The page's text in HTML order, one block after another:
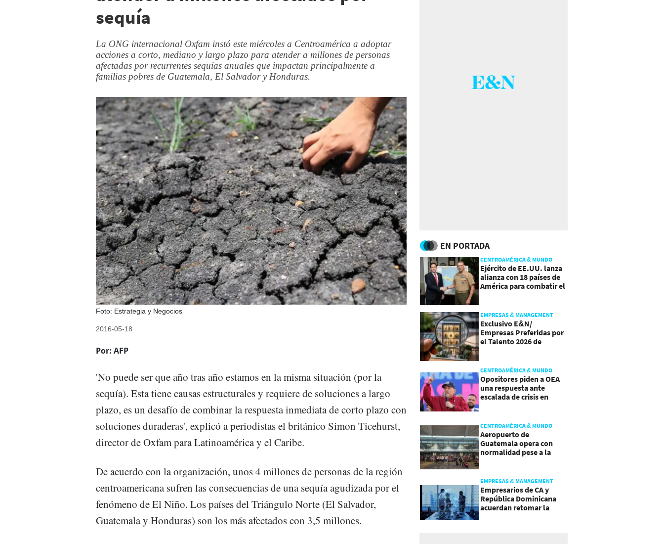
sequía
La ONG internacional Oxfam instó este miércoles a Centroamérica a adoptar
acciones a corto, mediano y largo plazo para atender a millones de personas
afectadas por recurrentes sequías anuales que impactan principalmente a
familias pobres de Guatemala, El Salvador y Honduras.
Foto: Estrategia y Negocios
2016-05-18
Por: AFP
'No puede ser que año tras año estamos en la misma situación (por la
sequía). Esta tiene causas estructurales y requiere de soluciones a largo
plazo, es un desafío de combinar la respuesta inmediata de corto plazo con
soluciones duraderas', explicó a periodistas el británico Simon Ticehurst,
director de Oxfam para Latinoamérica y el Caribe.
De acuerdo con la organización, unos 4 millones de personas de la región
centroamericana sufren las consecuencias de una sequía agudizada por el
fenómeno de El Niño. Los países del Triángulo Norte (El Salvador,
Guatemala y Honduras) son los más afectados con 3,5 millones.
EN PORTADA
CENTROAMÉRICA & MUNDO
Ejército de EE.UU. lanza
alianza con 18 países de
América para combatir el
EMPRESAS & MANAGEMENT
Exclusivo E&N/
Empresas Preferidas por
el Talento 2026 de
CENTROAMÉRICA & MUNDO
Opositores piden a OEA
una respuesta ante
escalada de crisis en
CENTROAMÉRICA & MUNDO
Aeropuerto de
Guatemala opera con
normalidad pese a la
EMPRESAS & MANAGEMENT
Empresarios de CA y
República Dominicana
acuerdan retomar la